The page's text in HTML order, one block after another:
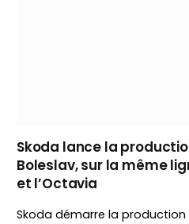
Skoda lance la
Boleslav, sur la même
et l’Octavia
Skoda démarre la production